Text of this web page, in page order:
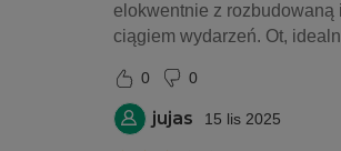
elokwentnie z rozbudowaną
ciągiem wydarzeń. Ot,
0 0
jujas 15 lis 2025